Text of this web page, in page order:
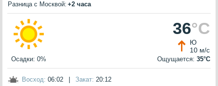
Разница с Москвой: +2 часа
36°C
Ю
10 м/с
Осадки: 0% Ощущается: 35°C
Восход: 06:02 Закат: 20:12